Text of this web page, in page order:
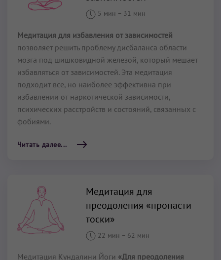
5 мин – 31 мин
Медитация для избавления от зависимостей
позволяет решить проблему дисбаланса области
мозга под шишковидной железой, который мешает
избавляться от зависимостей. Эта медитация
подходит все, но наиболее эффективна при
избавлении от наркотической зависимости,
психических расстройств и состояний, связанных с
фобиями.
Читать далее...
Медитация для
преодоления «пропасти
тоски»
22 мин – 62 мин
Медитация Кундалини Йоги «Для преодоления